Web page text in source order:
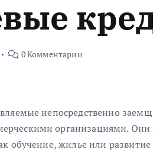
0 Комментарии
непосредственно
организациями. Они
обучение, жилье или развитие